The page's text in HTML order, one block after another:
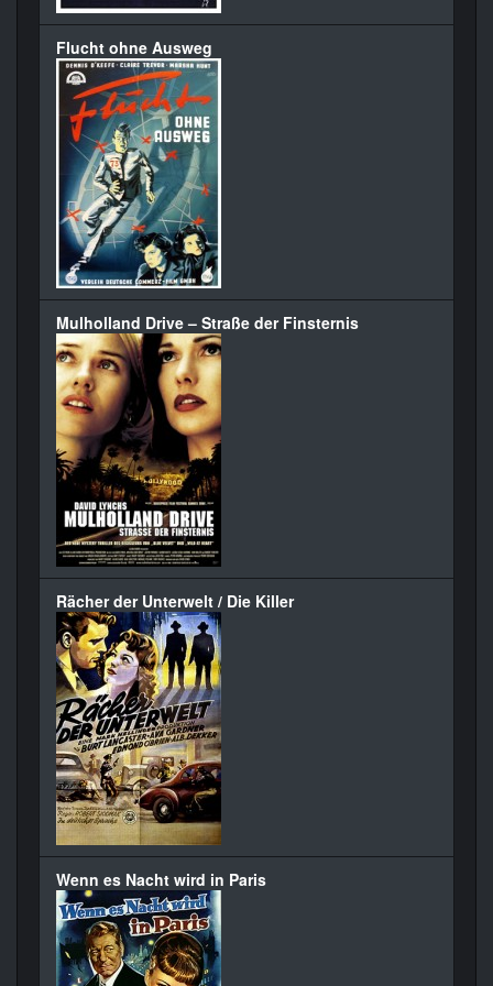
Flucht ohne Ausweg
Mulholland Drive – Straße der Finsternis
Rächer der Unterwelt / Die Killer
Wenn es Nacht wird in Paris